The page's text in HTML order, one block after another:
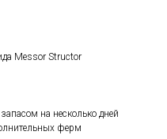
Messor Structor
на несколько дней
ферм